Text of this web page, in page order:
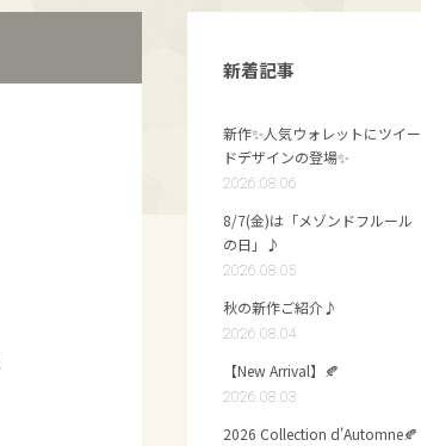
新着記事
新作✨人気ウォレットにツイー
ドデザインの登場✨
2026.08.06
8/7(金)は「メゾンドフルール
の日」♪
2026.08.05
秋の新作ご紹介♪
2026.08.04
【New Arrival】🍂
2026.08.03
2026 Collection d'Automne🍂